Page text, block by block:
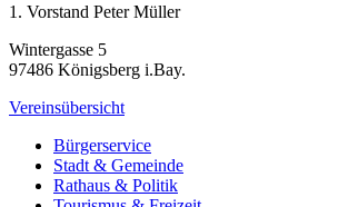
1. Vorstand Peter Müller
Wintergasse 5
97486 Königsberg i.Bay.
Vereinsübersicht
Bürgerservice
Stadt & Gemeinde
Rathaus & Politik